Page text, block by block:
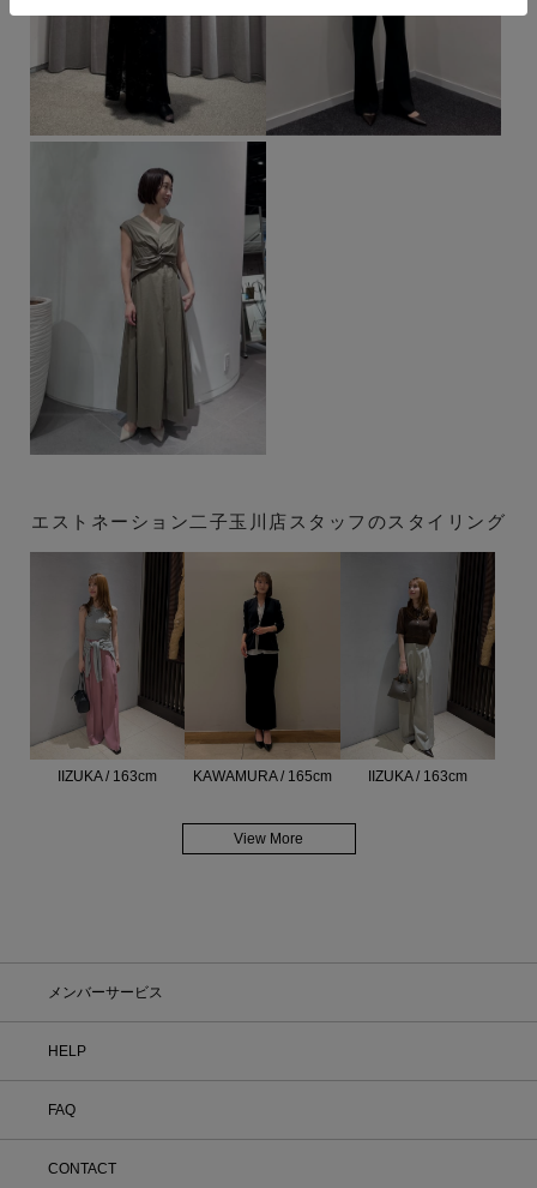
エストネーション二子玉川店スタッフのスタイリング
IIZUKA / 163cm KAWAMURA / 165cm IIZUKA / 163cm
View More
メンバーサービス
HELP
FAQ
CONTACT